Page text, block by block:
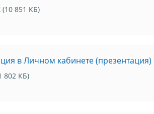
(10 851 КБ)
в Личном кабинете (презентация)
802 КБ)